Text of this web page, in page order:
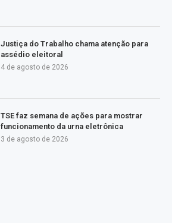
Justiça do Trabalho chama atenção para
assédio eleitoral
4 de agosto de 2026
TSE faz semana de ações para mostrar
funcionamento da urna eletrônica
3 de agosto de 2026